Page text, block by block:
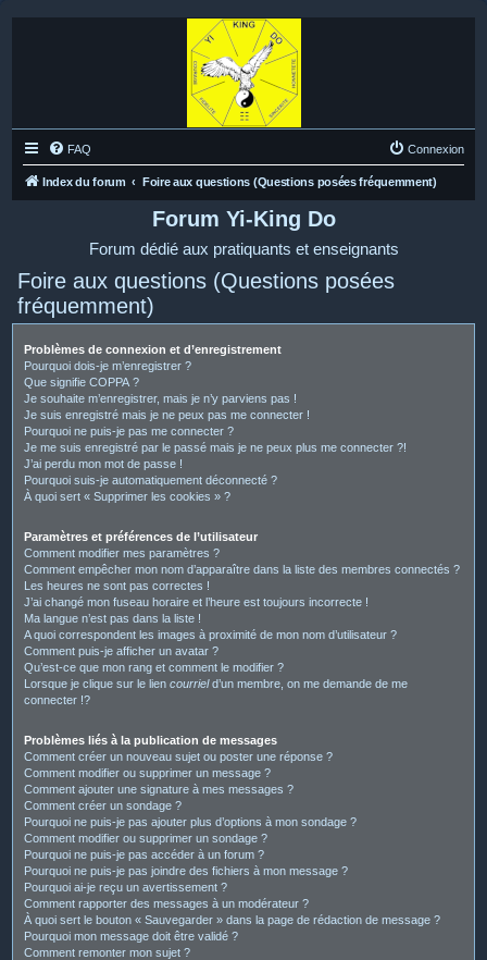
FAQ Connexion
Index du forum Foire aux questions (Questions posées fréquemment)
Forum Yi-King Do
Forum dédié aux pratiquants et enseignants
Foire aux questions (Questions posées
fréquemment)
Problèmes de connexion et d’enregistrement
Pourquoi dois-je m’enregistrer ?
Que signifie COPPA ?
Je souhaite m’enregistrer, mais je n’y parviens pas !
Je suis enregistré mais je ne peux pas me connecter !
Pourquoi ne puis-je pas me connecter ?
Je me suis enregistré par le passé mais je ne peux plus me connecter ?!
J’ai perdu mon mot de passe !
Pourquoi suis-je automatiquement déconnecté ?
À quoi sert « Supprimer les cookies » ?
Paramètres et préférences de l’utilisateur
Comment modifier mes paramètres ?
Comment empêcher mon nom d’apparaître dans la liste des membres connectés ?
Les heures ne sont pas correctes !
J’ai changé mon fuseau horaire et l’heure est toujours incorrecte !
Ma langue n’est pas dans la liste !
A quoi correspondent les images à proximité de mon nom d’utilisateur ?
Comment puis-je afficher un avatar ?
Qu’est-ce que mon rang et comment le modifier ?
Lorsque je clique sur le lien courrield’un membre, on me demande de me
connecter !?
Problèmes liés à la publication de messages
Comment créer un nouveau sujet ou poster une réponse ?
Comment modifier ou supprimer un message ?
Comment ajouter une signature à mes messages ?
Comment créer un sondage ?
Pourquoi ne puis-je pas ajouter plus d’options à mon sondage ?
Comment modifier ou supprimer un sondage ?
Pourquoi ne puis-je pas accéder à un forum ?
Pourquoi ne puis-je pas joindre des fichiers à mon message ?
Pourquoi ai-je reçu un avertissement ?
Comment rapporter des messages à un modérateur ?
À quoi sert le bouton « Sauvegarder » dans la page de rédaction de message ?
Pourquoi mon message doit être validé ?
Comment remonter mon sujet ?